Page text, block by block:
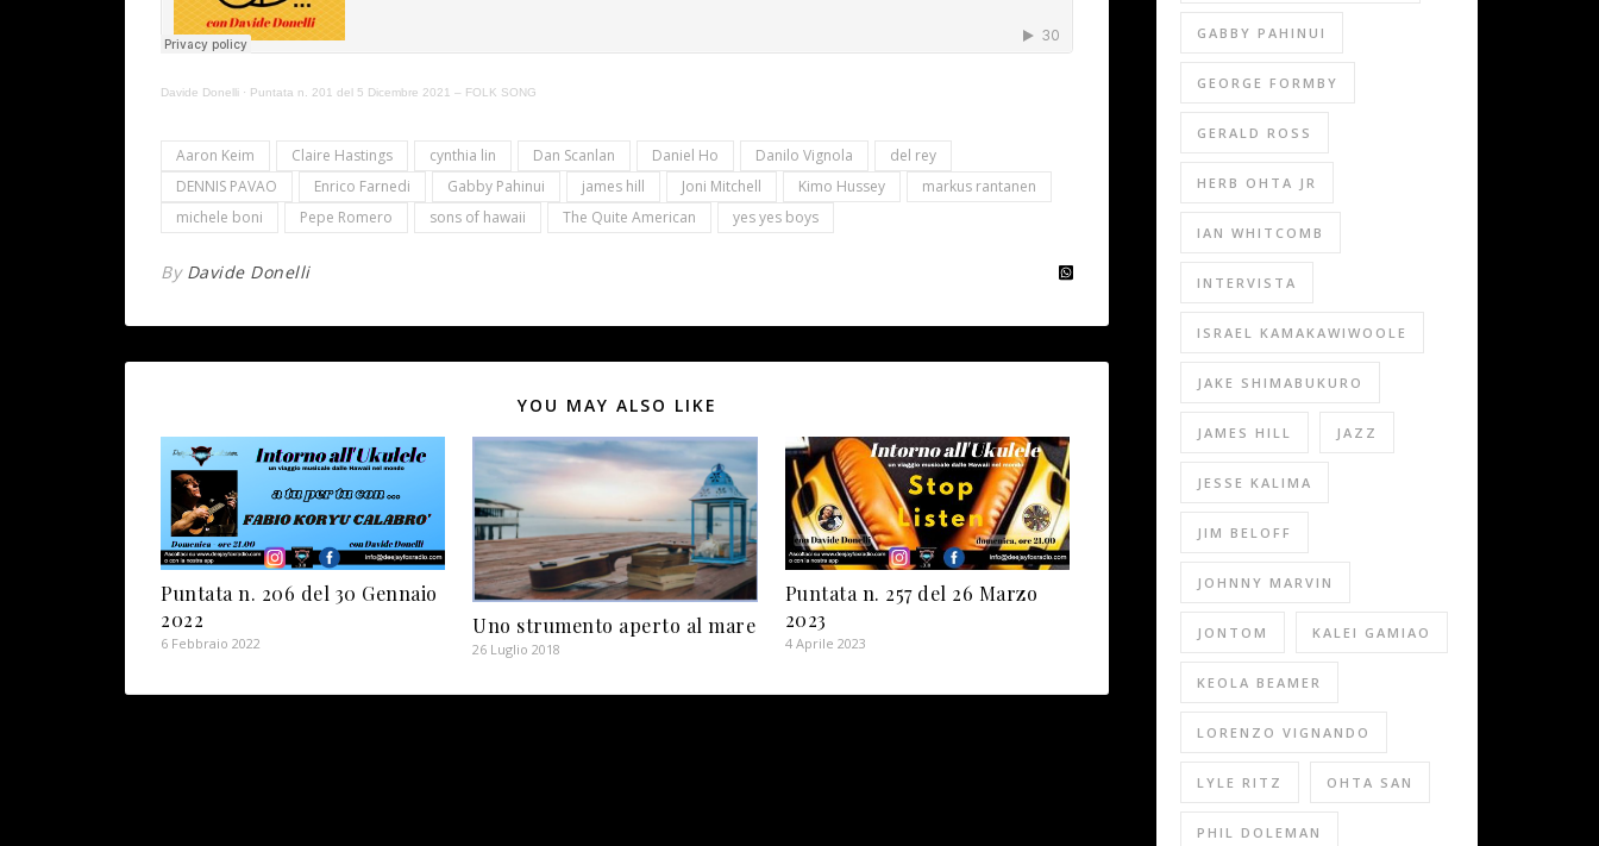
Davide Donelli · Puntata n. 201 del 5 Dicembre 2021 – FOLK SONG
Aaron Keim Claire Hastings cynthia lin Dan Scanlan Daniel Ho Danilo Vignola
del rey
DENNIS PAVAO
Enrico Farnedi Gabby Pahinui james hill Joni Mitchell Kimo Hussey
markus rantanen
michele boni
Pepe Romero sons of hawaii The Quite American yes yes boys
By Davide Donelli
YOU MAY ALSO LIKE
Puntata n. 206 del 30 Gennaio
2022
6 Febbraio 2022
Uno strumento aperto al mare
26 Luglio 2018
Puntata n. 257 del 26 Marzo
2023
4 Aprile 2023
GABBY PAHINUI
GEORGE FORMBY
GERALD ROSS
HERB OHTA JR
IAN WHITCOMB
INTERVISTA
ISRAEL KAMAKAWIWOOLE
JAKE SHIMABUKURO
JAMES HILL JAZZ
JESSE KALIMA
JIM BELOFF
JOHNNY MARVIN
JONTOM KALEI GAMIAO
KEOLA BEAMER
LORENZO VIGNANDO
LYLE RITZ OHTA SAN
PHIL DOLEMAN